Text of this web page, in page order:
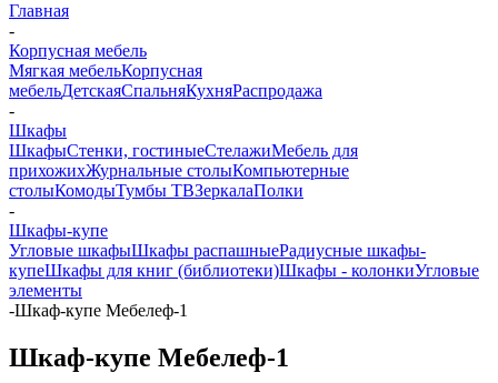
Главная
-
Корпусная мебель
Мягкая мебельКорпусная
мебельДетскаяСпальняКухняРаспродажа
-
Шкафы
ШкафыСтенки, гостиныеСтелажиМебель для
прихожихЖурнальные столыКомпьютерные
столыКомодыТумбы ТВЗеркалаПолки
-
Шкафы-купе
Угловые шкафыШкафы распашныеРадиусные шкафы-
купеШкафы для книг (библиотеки)Шкафы - колонкиУгловые
элементы
-Шкаф-купе Мебелеф-1
Шкаф-купе Мебелеф-1